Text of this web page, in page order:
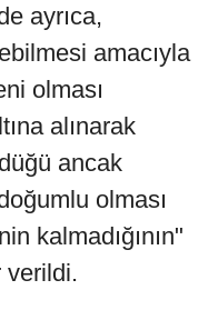
ayrıca,
amacıyla
olması
alınarak
ancak
olması
kalmadığının"
verildi.